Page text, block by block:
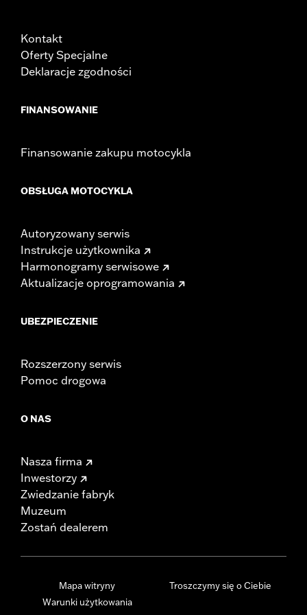
Kontakt
Oferty Specjalne
Deklaracje zgodności
FINANSOWANIE
Finansowanie zakupu motocykla
OBSŁUGA MOTOCYKLA
Autoryzowany serwis
Instrukcje użytkownika
Harmonogramy serwisowe
Aktualizacje oprogramowania
UBEZPIECZENIE
Rozszerzony serwis
Pomoc drogowa
O NAS
Nasza firma
Inwestorzy
Zwiedzanie fabryk
Muzeum
Zostań dealerem
Mapa witryny
Warunki użytkowania
Troszczymy się o Ciebie